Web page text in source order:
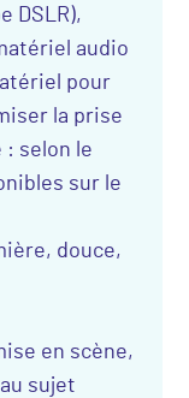
DSLR),
audio
pour
la prise
: selon le
sur le
douce,
en scène,
sujet